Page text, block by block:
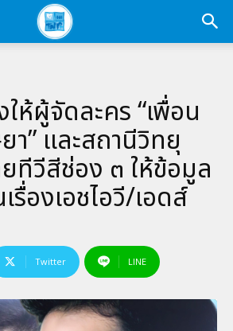
ให้ผู้จัดละคร “เพื่อน
า” และสถานีวิทยุ
ทีวีสีช่อง ๓ ให้ข้อมูล
รื่องเอชไอวี/เอดส์
Twitter LINE